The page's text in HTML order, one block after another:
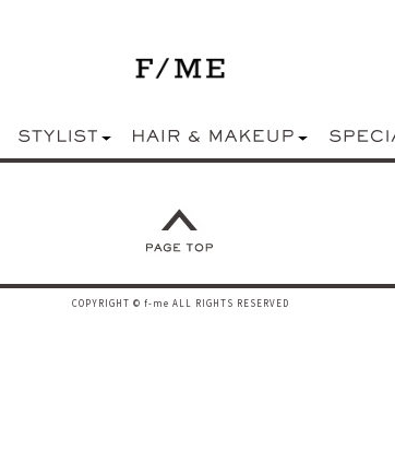
COPYRIGHT © f-me ALL RIGHTS RESERVED